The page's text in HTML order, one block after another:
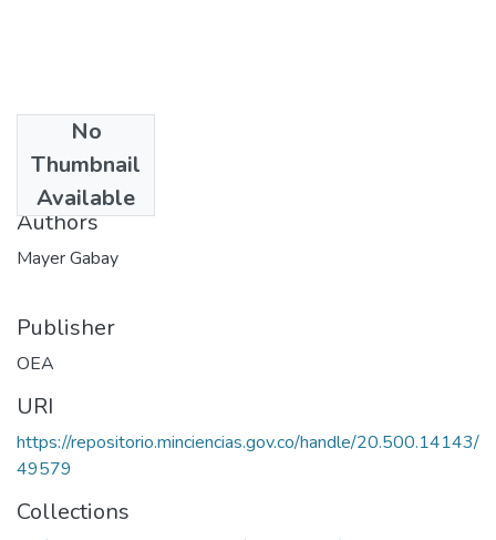
No
Thumbnail
Available
1971
Authors
Mayer Gabay
Publisher
OEA
URI
https://repositorio.minciencias.gov.co/handle/20.500.14143/
49579
Collections